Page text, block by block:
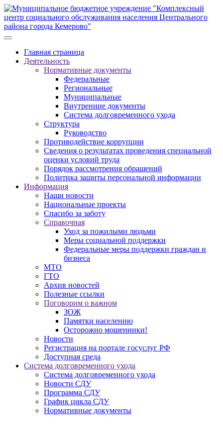
Главная страница
Деятельность
Нормативные документы
Федеральные
Региональные
Муниципальные
Внутренние документы
Система долговременного ухода
Структура
Руководство
Противодействие коррупции
Сведения о результатах проведения специальной
оценки условий труда
Порядок рассмотрения обращений
Политика защиты персональной информации
Информация
Наши новости
Национальные проекты
Спасибо за заботу
Справочная
Уход за пожилыми людьми
Меры социальной поддержки
Федеральные меры поддержки граждан и
бизнеса
МТО
ГТО
Архив новостей
Полезные ссылки
Поговорим о важном
ЗОЖ
Памятки населению
Осторожно мошенники!
Новости
Регистрация на портале госуслуг РФ
Доступная среда
Система долговременного ухода
Система долговременного ухода
Новости СДУ
Программа СДУ
График цикла СДУ
Нормативные документы